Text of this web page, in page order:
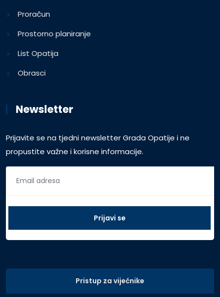
Proračun
Prostorno planiranje
List Opatija
Obrasci
Newsletter
Prijavite se na tjedni newsletter Grada Opatije i ne
propustite važne i korisne informacije.
Pristup za vijećnike